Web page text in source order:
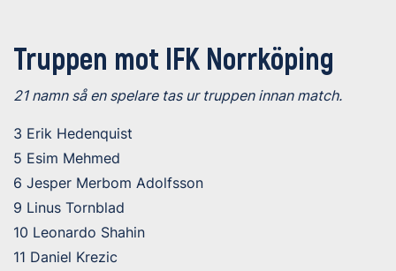
Truppen mot IFK Norrköping
21 namn så en spelare tas ur truppen innan match.
3 Erik Hedenquist
5 Esim Mehmed
6 Jesper Merbom Adolfsson
9 Linus Tornblad
10 Leonardo Shahin
11 Daniel Krezic